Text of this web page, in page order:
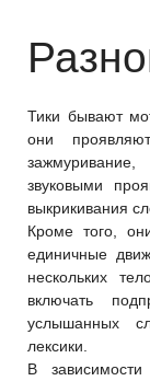
Тики бывают
они
звуковыми
выкрикивания
Кроме того,
единичные
нескольких
включать
услышанных
лексики.
В